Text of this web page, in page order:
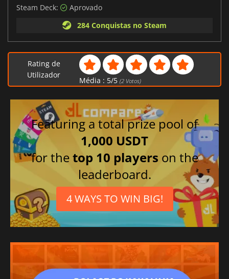
Steam Deck:
Aprovado
284 Conquistas no Steam
Rating de
Utilizador
Média : 5/5 (2Votos)
Featuring a total prize pool of
1,000 USDT
for thetop 10 players on the
leaderboard.
4 WAYS TO WIN BIG!